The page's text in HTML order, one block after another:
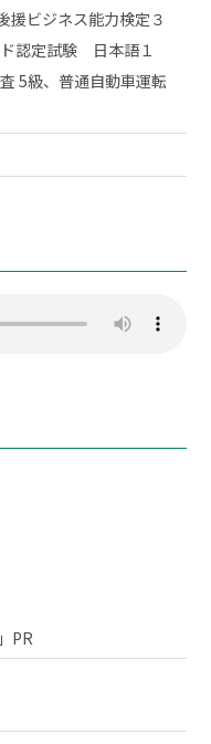
援ビジネス能力検定３
認定試験 日本語１
5級、普通自動車運転
PR